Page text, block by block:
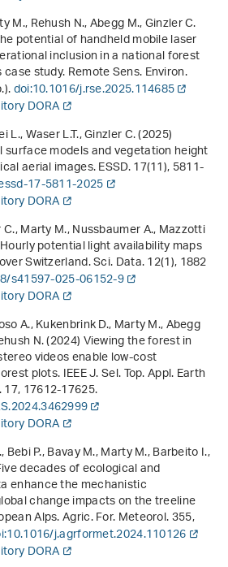
M., Rehush N., Abegg M., Ginzler C.
potential of handheld mobile laser
inclusion in a national forest
study. Remote Sens. Environ.
doi:10.1016/j.rse.2025.114685
DORA
Waser L.T., Ginzler C. (2025)
models and vegetation height
aerial images. ESSD.17(11), 5811-
17-5811-2025
DORA
Marty M., Nussbaumer A., Mazzotti
potential light availability maps
Switzerland. Sci. Data.12(1), 1882
s41597-025-06152-9
DORA
A., Kukenbrink D., Marty M., Abegg
N. (2024) Viewing the forest in
videos enable low-cost
plots. IEEE J. Sel. Top. Appl. Earth
17, 17612-17625.
DORA
Bebi P., Bavay M., Marty M., Barbeito I.,
decades of ecological and
enhance the mechanistic
change impacts on the treeline
Alps. Agric. For. Meteorol.355,
j.agrformet.2024.110126
DORA